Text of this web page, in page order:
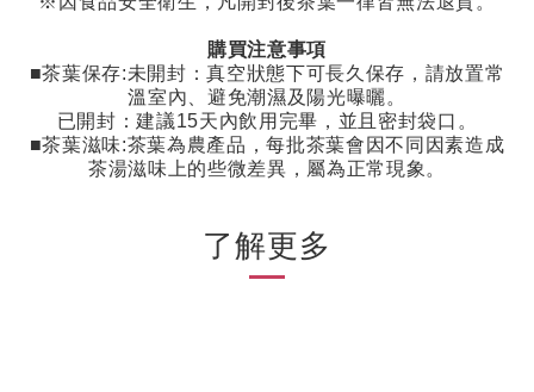
購買注意事項
■茶葉保存:未開封：真空狀態下可長久保存，請放置常
溫室內、避免潮濕及陽光曝曬。
已開封：建議15天內飲用完畢，並且密封袋口。
■茶葉滋味:茶葉為農產品，每批茶葉會因不同因素造成
茶湯滋味上的些微差異，屬為正常現象。
了解更多